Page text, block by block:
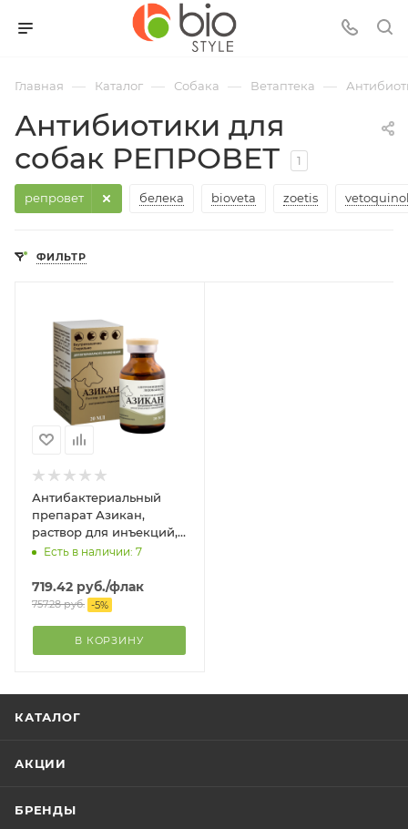
Главная — Каталог — Собака — Ветаптека —
Антибиотики для
собак РЕПРОВЕТ
1
белека bioveta zoetis
репровет
ФИЛЬТР
Антибактериальный
препарат Азикан,
раствор для инъекций,
20 мл
Есть в наличии: 7
719.42 руб./флак
757.28руб. -5%
В КОРЗИНУ
КАТАЛОГ
АКЦИИ
БРЕНДЫ